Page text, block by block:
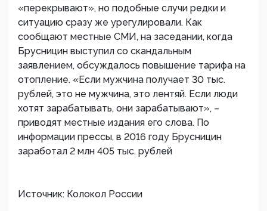
«перекрывают», но подобные случи редки и
ситуацию сразу же урегулировали. Как
сообщают местные СМИ, на заседании, когда
Брусницин выступил со скандальным
заявлением, обсуждалось повышение тарифа на
отопление. «Если мужчина получает 30 тыс.
рублей, это не мужчина, это лентяй. Если люди
хотят зарабатывать, они зарабатывают», –
приводят местные издания его слова. По
информации прессы, в 2016 году Брусницин
заработал 2 млн 405 тыс. рублей
Источник: Колокол России